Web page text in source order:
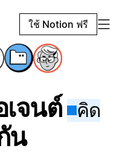
ใช้ Notion ฟรี
จนต์ คิด
น